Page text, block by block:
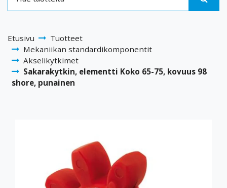
Etusivu
Tuotteet
Mekaniikan standardikomponentit
Akselikytkimet
Sakarakytkin, elementti Koko 65-75, kovuus 98
shore, punainen